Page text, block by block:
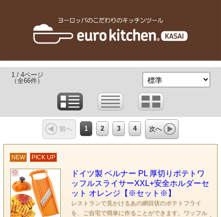
1 / 4ページ
（全66件）
前へ 1 2 3 4 次へ
NEW PICK UP
ドイツ製 ベルナー PL 厚切りポテトワ
ッフルスライサーXXL+安全ホルダーセ
ット オレンジ【※セット※】
レストランで見かけるあの網目状のポテトフライ
を、ご自宅で簡単に作ることができます。ワッフル